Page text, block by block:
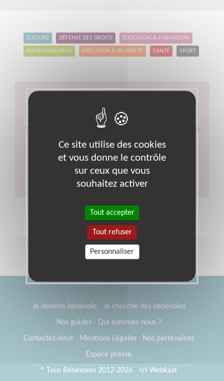
CULTURE DÉFENSE DES DROITS ÉDUCATION & FORMATION
ENVIRONNEMENT EXCLUSION & PAUVRETÉ SANTÉ SPORT
Aucun résultat pour votre
recherche
Type d'action : Ressources Humaines
5
Ville :Gap
Veuillez indiquer moins de critères et/ou remplacer
votre code postal par celui de votre département.
Effectuer une nouvelle recherche
Je deviens bénévole
Je cherche des bénévoles
Nos guides
Qui sommes-nous ?
Contactez-nous
Mentions Légales
Nos partenaires
Espace presse
® Tous Bénévoles 2012-2026
Webkast
Ce site utilise des cookies
et vous donne le contrôle
sur ceux que vous
souhaitez activer
Tout accepter
Tout refuser
Personnaliser